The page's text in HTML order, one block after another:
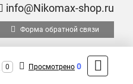
info@Nikomax-shop.ru
Форма обратной связи
0 Просмотрено 0